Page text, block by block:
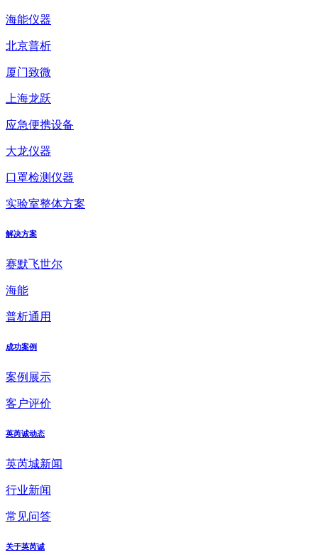
海能仪器
北京普析
厦门致微
上海龙跃
应急便携设备
大龙仪器
口罩检测仪器
实验室整体方案
解决方案
赛默飞世尔
海能
普析通用
成功案例
案例展示
客户评价
英芮诚动态
英芮城新闻
行业新闻
常见问答
关于英芮诚